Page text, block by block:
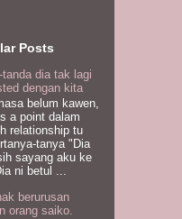
Posts
tanda dia tak lagi
dengan kita
belum kawen,
a point dalam
relationship tu
tanya "Dia
sayang aku ke
ni betul ...
berurusan
orang saiko.